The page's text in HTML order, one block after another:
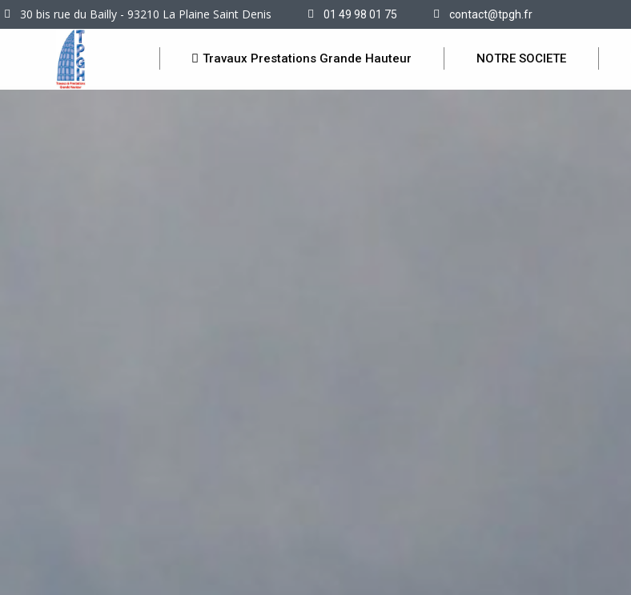
30 bis rue du Bailly - 93210 La Plaine Saint Denis 01 49 98 01 75 contact@tpgh.fr
Travaux Prestations Grande Hauteur NOTRE SOCIETE